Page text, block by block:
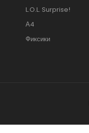
L.O.L. Surprise!
А4
Фиксики